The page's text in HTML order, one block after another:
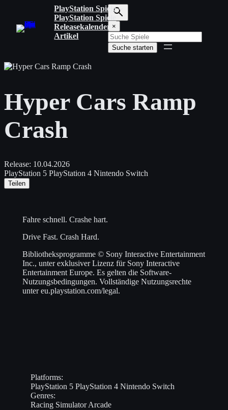
springen
PlayStation Spiele
PlayStation Spiele
Releasekalender
Artikel
S
u
c
h
i
f
b
×
Suche starten
Hyper Cars Ramp
Crash
Release: 10.04.2026
PlayStation 5 PlayStation 4 Nintendo Switch
Teilen
Fahre schnell. Crashe hart.
Drive Fast. Crash Hard.
Bibliotheksprogramme © Sony Interactive Entertainment
Inc., unter exklusiver Lizenz für Sony Interactive
Entertainment Europe. Es gelten die Software-
Nutzungsbedingungen. Vollständige Nutzungsrechte
unter eu.playstation.com/legal.
Platforms:
PlayStation 5 PlayStation 4 Nintendo Switch
Genres:
Racing SimulatorArcade